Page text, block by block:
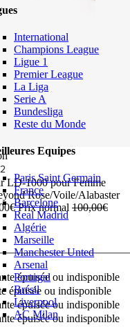
International
Champions League
Ligue 1
Premier League
La Liga
Serie A
Bundesliga
Reste du Monde
Equipes
Paris Saint Germain
France
Barcelone
Real Madrid
Algérie
Marseille
Manchester Unted
Arsenal
Portugal
Brésil
Liverpool
AC Milan
LD-1000 pour Femme
Rose/Voile/Alabaster
Prix normal 100,00€
épuisée ou indisponible
épuisée ou indisponible
épuisée ou indisponible
épuisée ou indisponible